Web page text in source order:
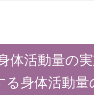
体活動量の
身体活動量